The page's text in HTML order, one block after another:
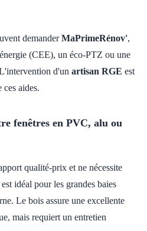
demanderMaPrimeRénov',
(CEE), un éco-PTZ ou une
d'un artisan RGE est
ces aides.
fenêtres en PVC, alu ou
qualité-prix et ne nécessite
idéal pour les grandes baies
Le bois assure une excellente
mais requiert un entretien